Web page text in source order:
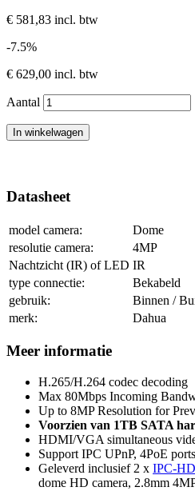
€ 581,83 incl. btw
-7.5%
€ 629,00 incl. btw
Aantal
In winkelwagen
Datasheet
model camera:
Dome
resolutie camera:
4MP
Nachtzicht (IR) of LED IR
type connectie:
Bekabeld
gebruik:
Binnen /
merk:
Dahua
Meer informatie
H.265/H.264 codec decoding
Max 80Mbps Incoming
Up to 8MP Resolution for
Voorzien van 1TB SATA
HDMI/VGA simultaneous
Support IPC UPnP, 4PoE ports
Geleverd inclusief 2 x IPC-
dome HD camera, 2.8mm